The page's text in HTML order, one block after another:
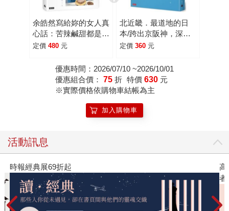
余皓然寫給妳的女人真
心話：苦辣鹹甜都是婚
姻的滋味，就看妳怎麼
定價 480 元
北近畿．最道地的日
本/跨出京阪神，深遊
關西北部祕境絕景、美
定價 360 元
優惠時間：2026/07/10 ~2026/10/01
優惠組合價： 75 折 特價 630 元
※實際價格依購物車結帳為主
加入購物車
活動訊息
時報經典展69折起
高
者